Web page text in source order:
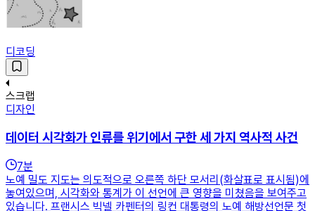
디코딩
스크랩
디자인
데이터 시각화가 인류를 위기에서 구한 세 가지 역사적 사건
7분
노예 밀도 지도는 의도적으로 오른쪽 하단 모서리(화살표로 표시됨)에
놓여있으며, 시각화와 통계가 이 선언에 큰 영향을 미쳤음을 보여주고
있습니다. 프랜시스 빅넬 카펜터의 링컨 대통령의 노예 해방선언문 첫